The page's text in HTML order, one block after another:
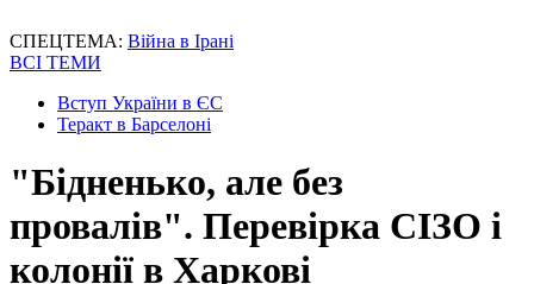
СПЕЦТЕМА: Війна в Ірані
ВСІ ТЕМИ
Вступ України в ЄС
Теракт в Барселоні
"Бідненько, але без
провалів". Перевірка СІЗО і
колонії в Харкові